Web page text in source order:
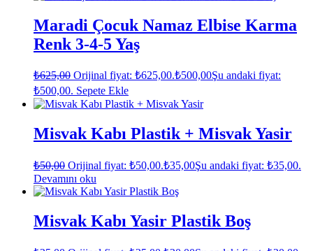
Maradi Çocuk Namaz Elbise Karma
Renk 3-4-5 Yaş
₺625,00 Orijinal fiyat: ₺625,00.₺500,00Şu andaki fiyat:
₺500,00. Sepete Ekle
Misvak Kabı Plastik + Misvak Yasir
₺50,00 Orijinal fiyat: ₺50,00.₺35,00Şu andaki fiyat: ₺35,00.
Devamını oku
Misvak Kabı Yasir Plastik Boş